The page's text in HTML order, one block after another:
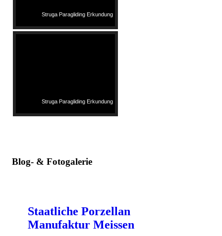
Struga Paragliding Erkundung
Struga Paragliding Erkundung
Blog- & Fotogalerie
Staatliche Porzellan
Manufaktur Meissen